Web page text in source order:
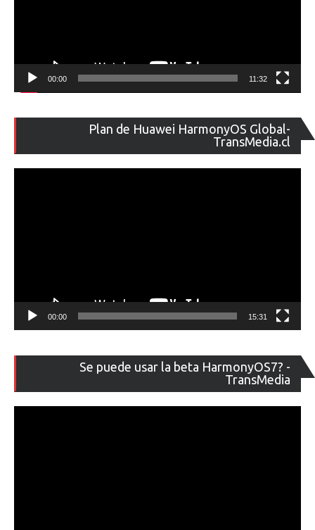
00:00 11:32
Plan de Huawei HarmonyOS Global-
TransMedia.cl
de
00:00 15:31
Se puede usar la beta HarmonyOS7? -
TransMedia
de